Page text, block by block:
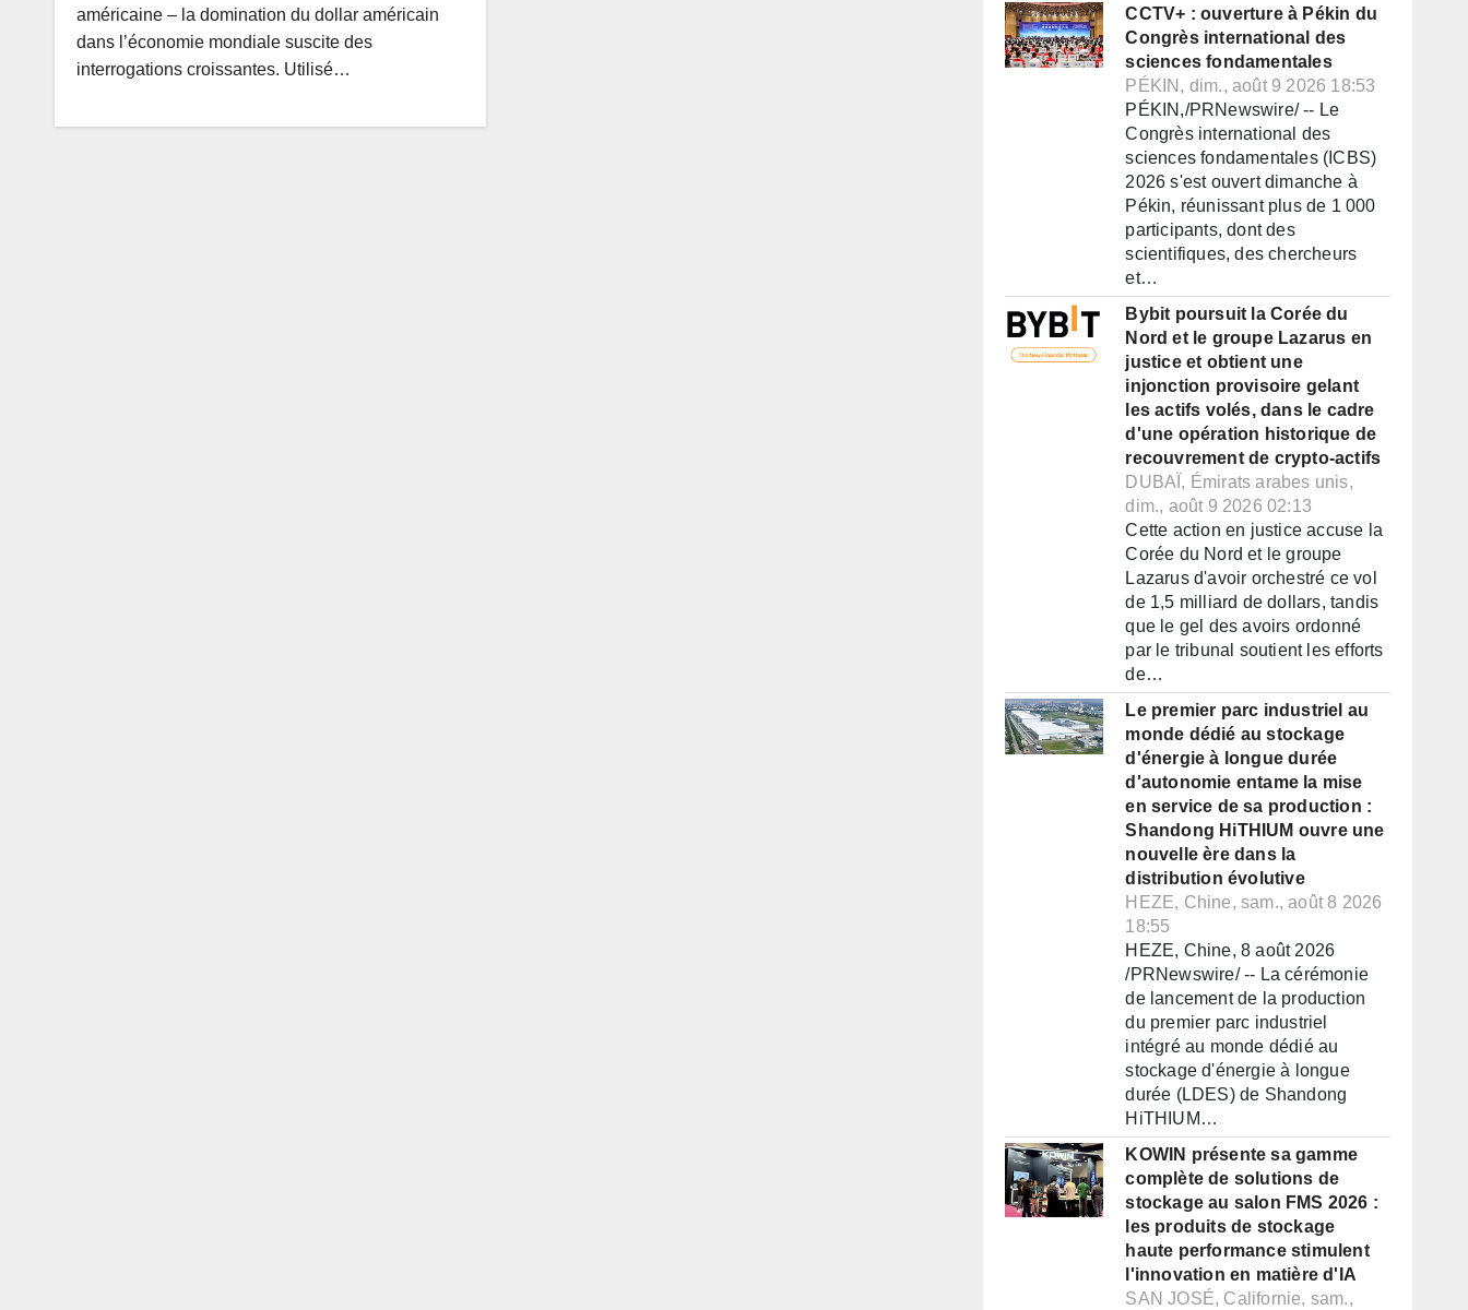
américaine – la domination du dollar américain
dans l’économie mondiale suscite des
interrogations croissantes. Utilisé…
CCTV+ : ouverture à Pékin du
Congrès international des
sciences fondamentales
PÉKIN, dim., août 9 2026 18:53
PÉKIN,/PRNewswire/ -- Le
Congrès international des
sciences fondamentales (ICBS)
2026 s'est ouvert dimanche à
Pékin, réunissant plus de 1 000
participants, dont des
scientifiques, des chercheurs
et…
Bybit poursuit la Corée du
Nord et le groupe Lazarus en
justice et obtient une
injonction provisoire gelant
les actifs volés, dans le cadre
d'une opération historique de
recouvrement de crypto-actifs
DUBAÏ, Émirats arabes unis,
dim., août 9 2026 02:13
Cette action en justice accuse la
Corée du Nord et le groupe
Lazarus d'avoir orchestré ce vol
de 1,5 milliard de dollars, tandis
que le gel des avoirs ordonné
par le tribunal soutient les efforts
de…
Le premier parc industriel au
monde dédié au stockage
d'énergie à longue durée
d'autonomie entame la mise
en service de sa production :
Shandong HiTHIUM ouvre une
nouvelle ère dans la
distribution évolutive
HEZE, Chine, sam., août 8 2026
18:55
HEZE, Chine, 8 août 2026
/PRNewswire/ -- La cérémonie
de lancement de la production
du premier parc industriel
intégré au monde dédié au
stockage d'énergie à longue
durée (LDES) de Shandong
HiTHIUM…
KOWIN présente sa gamme
complète de solutions de
stockage au salon FMS 2026 :
les produits de stockage
haute performance stimulent
l'innovation en matière d'IA
SAN JOSÉ, Californie, sam.,